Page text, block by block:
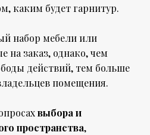
каким будет гарнитур.
набор мебели или
на заказ, однако, чем
действий, тем больше
помещения.
выбора и
пространства,